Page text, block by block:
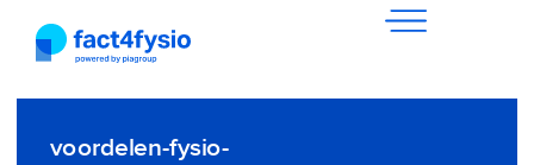
voordelen-fysio-